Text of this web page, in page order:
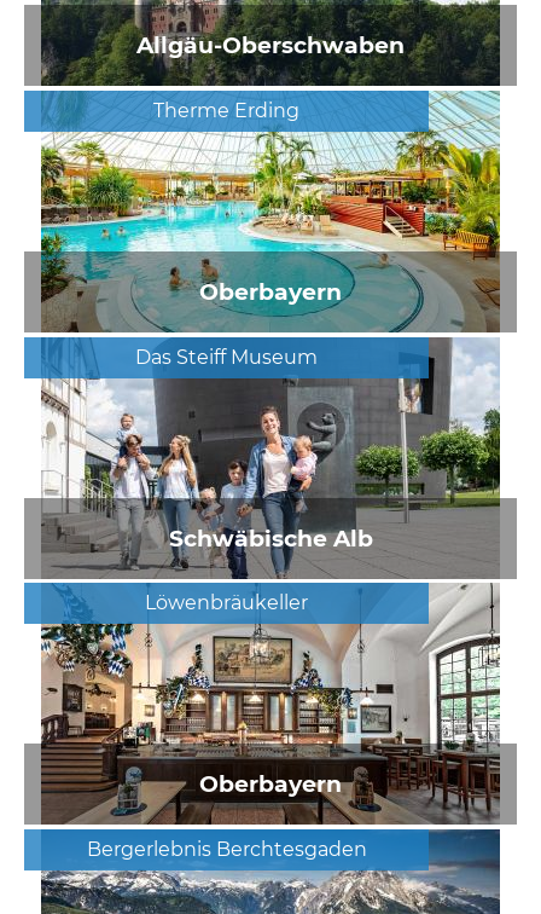
Allgäu-Oberschwaben
Therme Erding
Oberbayern
Das Steiff Museum
Schwäbische Alb
Löwenbräukeller
Oberbayern
Bergerlebnis Berchtesgaden